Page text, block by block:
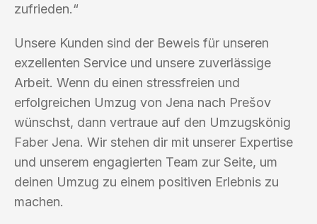
zufrieden.“
Unsere Kunden sind der Beweis für unseren
exzellenten Service und unsere zuverlässige
Arbeit. Wenn du einen stressfreien und
erfolgreichen Umzug von Jena nach Prešov
wünschst, dann vertraue auf den Umzugskönig
Faber Jena. Wir stehen dir mit unserer Expertise
und unserem engagierten Team zur Seite, um
deinen Umzug zu einem positiven Erlebnis zu
machen.